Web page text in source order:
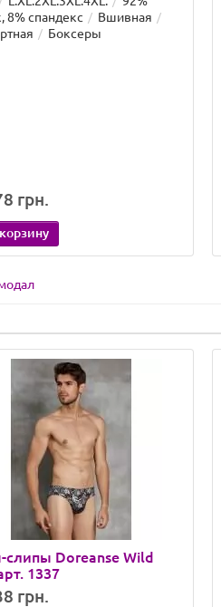
8% спандекс
Вшивная
Боксеры
грн.
слипы Doreanse Wild
1337
грн.